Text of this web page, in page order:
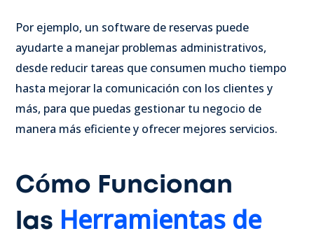
Por ejemplo, un software de reservas puede
ayudarte a manejar problemas administrativos,
desde reducir tareas que consumen mucho tiempo
hasta mejorar la comunicación con los clientes y
más, para que puedas gestionar tu negocio de
manera más eficiente y ofrecer mejores servicios.
Cómo Funcionan
las Herramientas de